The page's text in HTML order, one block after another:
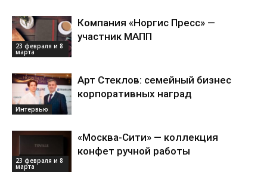
23 февраля и 8
марта
Компания «Норгис Пресс» —
участник МАПП
Интервью
Арт Стеклов: семейный бизнес
корпоративных наград
23 февраля и 8
марта
«Москва-Сити» — коллекция
конфет ручной работы